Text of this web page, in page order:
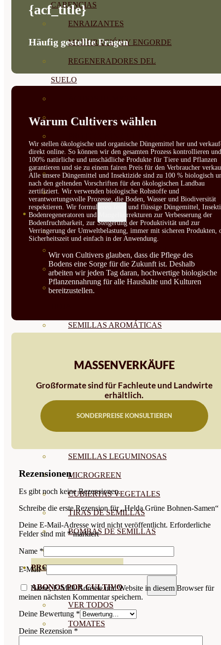
CARENCIAS
ENRAIZANTES
MADURACIÓN Y ENGORDE
REGENERADORES DEL
SUELO
MATERIAS PRIMAS
PLANTAS
PLANTAS INTERIOR
GROWPUNCH
SEMILLAS
VER TODAS
HORTALIZA FRUTO
SEMILLAS HORTALIZA DE
SEMILLAS AROMÁTICAS
SEMILLAS FLORES
COMESTIBLES
SEMILLAS TRADICIONALES
SEMILLAS BRASICAS
SEMILLAS LEGUMINOSAS
MICROGREEN
CUBIERTAS VEGETALES
TIRAS DE SEMILLAS
BOMBAS DE SEMILLAS
PROFESIONALES
ABONOS POR CULTIVO
VER TODOS
TOMATES
{acf_title}
Häufig gestellte Fragen
Warum Cultivers wählen
Wir stellen ökologische und organische Düngemittel her und
direkt online. So können wir den gesamten Prozess kontrollieren und
100% natürliche und unschädliche Produkte für Tiere und Pflanzen
garantieren und sie zu einem fairen Preis für den Verbraucher
Alle unsere Düngemittel und Insektizide sind zu 100 % biologisch
nach den geltenden Vorschriften für den ökologischen Landbau
zertifiziert. Wir verwenden biologische Rohstoffe und
verantwortungsvolle Prozesse, die Boden, Wasser und Biodiversität
respektieren. Wir formulieren feste und flüssige Düngemittel,
Bodenregeneratoren und Mangelkorrekturen zur Verbesserung der
Bodenfruchtbarkeit, zur Steigerung der Produktivität und zur
Verringerung der Umweltbelastung, immer mit sicheren Produkten,
Sicherheitszeit und einfach in der Anwendung.
Wir von Cultivers glauben, dass die Pflege des
Bodens eine Sorge für die Zukunft ist. Deshalb
arbeiten wir jeden Tag daran, hochwertige biologische
Pflanzennahrung für alle Haushalte und Kulturen
bereitzustellen.
MASSENVERKÄUFE
Großformate sind für Fachleute und Landwirte
erhältlich.
SONDERPREISE KONSULTIEREN
Rezensionen
Es gibt noch keine Rezensionen.
Schreibe die erste Rezension für „Helda Grüne Bohnen-Samen“
Deine E-Mail-Adresse wird nicht veröffentlicht. Erforderliche
Felder sind mit *markiert
Name *
E-Mail*
Name, E-Mail-Adresse und Website in diesem Browser für
meinen nächsten Kommentar speichern.
Deine Bewertung *
Deine Rezension *